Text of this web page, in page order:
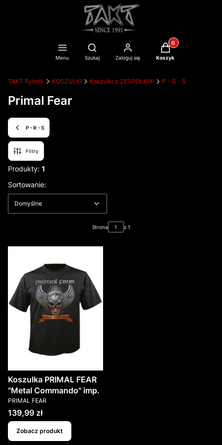
Menu
Otwórz wyszukiwarkę
Szukaj Zaloguj się
Produkty w
Koszyk
TAKT Rybnik KOSZULKI Koszulki z ZESPOŁAMI P - R - S
Primal Fear
P - R - S
Filtry
Produkty: 1
Lista produktów
Sortowanie:
Domyślne
Strona z 1
Koszulka PRIMAL FEAR
"Metal Commando" imp.
PRODUCENT
PRIMAL FEAR
Cena
139,99 zł
Zobacz produkt